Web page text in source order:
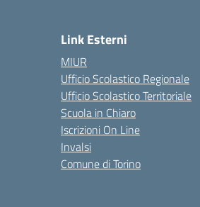
Link Esterni
MIUR
Ufficio Scolastico Regionale
Ufficio Scolastico Territoriale
Scuola in Chiaro
Iscrizioni On Line
Invalsi
Comune di Torino